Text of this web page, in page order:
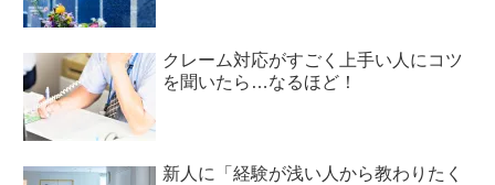
クレーム対応がすごく上手い人にコツ
を聞いたら…なるほど！
新人に「経験が浅い人から教わりたく